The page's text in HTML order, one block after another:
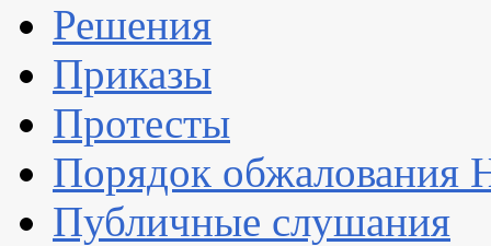
Решения
Приказы
Протесты
Порядок
Публичные слушания